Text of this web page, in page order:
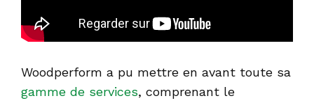
Woodperform a pu mettre en avant toute sa
gamme de services, comprenant le